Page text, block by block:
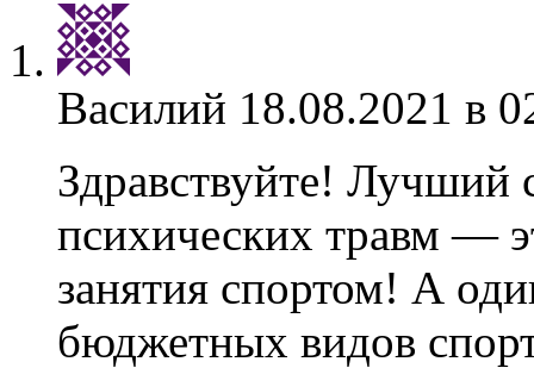
Василий 18.08.2021 в
Здравствуйте! Лучший
психических травм —
занятия спортом! А
бюджетных видов